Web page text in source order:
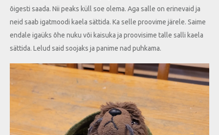
õigesti saada. Nii peaks küll soe olema. Aga salle on erinevaid ja
neid saab igatmoodi kaela sättida. Ka selle proovime järele. Saime
endale igaüks õhe nuku või kaisuka ja proovisime talle salli kaela
sättida. Lelud said soojaks ja panime nad puhkama.